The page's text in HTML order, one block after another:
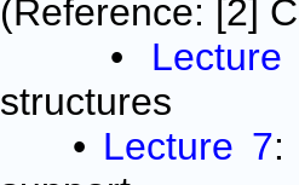
(Reference: [2]
•
structures
• Lecture 7: